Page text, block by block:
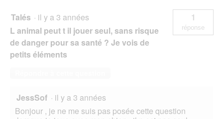
Talés · il y a 3 années
L animal peut t il jouer seul, sans risque
de danger pour sa santé ? Je vois de
petits éléments
1
réponse
JessSof · il y a 3 années
Bonjour , je ne me suis pas posée cette question